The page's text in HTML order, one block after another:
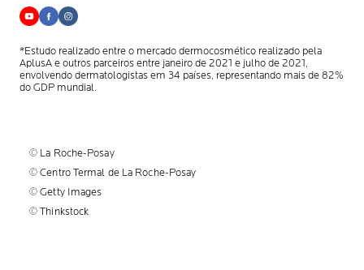
*Estudo realizado entre o mercado dermocosmético realizado pela
AplusAe outros parceiros entre janeiro de 2021 e julho de 2021,
envolvendodermatologistas em 34 países, representando mais de 82%
do GDP mundial.
© La Roche-Posay
© Centro Termal de La Roche-Posay
© Getty Images
© Thinkstock